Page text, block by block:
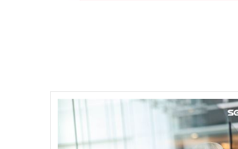
型，擔任愛心大使呼